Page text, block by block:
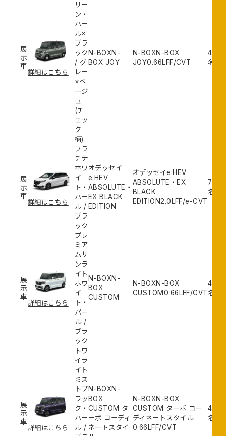
展
示
車
詳細はこちら
リー
ン・
パー
ル×
ブラ
ック
/ グ
レー
×ベ
ージ
ュ
(チ
ェッ
ク
柄)
N-BOXN-
BOX JOY
N-BOXN-BOX
JOY0.66LFF/CVT
4
名
展
示
車
詳細はこちら
プラ
チナ
ホワ
イ
ト・
パー
ル/
ブラ
ック
オデッセイ
e:HEV
ABSOLUTE・
EX BLACK
EDITION
オデッセイe:HEV
ABSOLUTE・EX
BLACK
EDITION2.0LFF/e-CVT
7
名
展
示
車
詳細はこちら
プレ
ミア
ムサ
ンラ
イト
ホワ
イ
ト・
パー
ル/
ブラ
ック
N-BOXN-
BOX
CUSTOM
N-BOXN-BOX
CUSTOM0.66LFF/CVT
4
名
展
示
車
詳細はこちら
トワ
イラ
イト
ミス
トブ
ラッ
ク・
パー
ル/
N-BOXN-
BOX
CUSTOM タ
ーボ コーディ
ネートスタイ
N-BOXN-BOX
CUSTOM ターボ コー
ディネートスタイル
0.66LFF/CVT
4
名